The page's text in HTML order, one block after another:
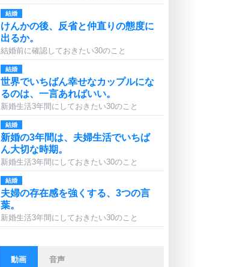
結婚
けんかの後、反省と仲直りの態度に
出るか。
結婚前に確認しておきたい30のこと
結婚
世界でいちばん幸せなカップルにな
るのは、一言あればいい。
新婚生活3年間にしておきたい30のこと
結婚
新婚の3年間は、夫婦生活でいちば
ん大切な時期。
新婚生活3年間にしておきたい30のこと
結婚
夫婦の存在感を強くする、3つの言
葉。
新婚生活3年間にしておきたい30のこと
ストレス対策
動画 音声